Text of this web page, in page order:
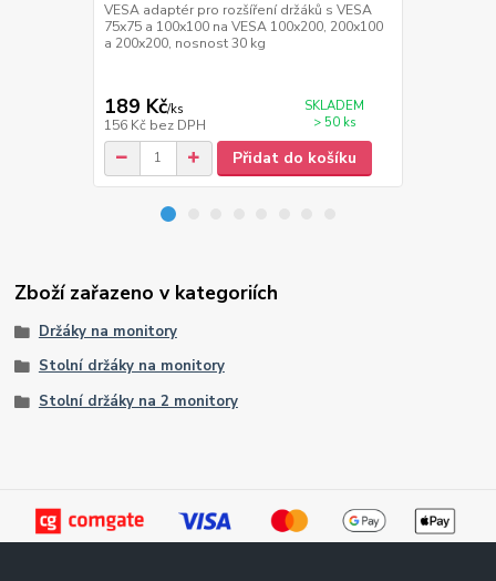
VESA adaptér pro rozšíření držáků s VESA
75x75 a 100x100 na VESA 100x200, 200x100
a 200x200, nosnost 30 kg
189 Kč/ks
156 Kč bez DPH
SKLADEM
> 50 ks
Přidat do košíku
Zboží zařazeno v kategoriích
Držáky na monitory
Stolní držáky na monitory
Stolní držáky na 2 monitory